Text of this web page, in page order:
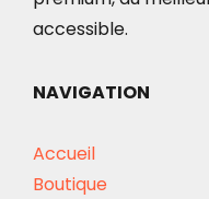
accessible.
NAVIGATION
Accueil
Boutique